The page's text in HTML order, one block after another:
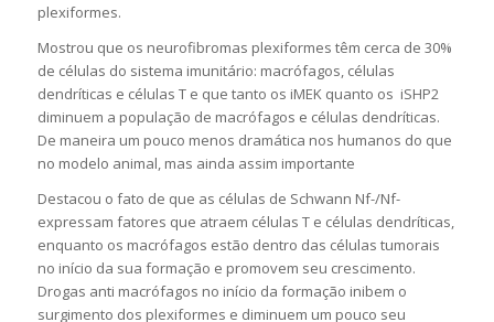
plexiformes.
Mostrou que os neurofibromas plexiformes têm cerca de 30%
de células do sistema imunitário: macrófagos, células
dendríticas e células T e que tanto os iMEK quanto os iSHP2
diminuem a população de macrófagos e células dendríticas.
De maneira um pouco menos dramática nos humanos do que
no modelo animal, mas ainda assim importante
Destacou o fato de que as células de Schwann Nf-/Nf-
expressam fatores que atraem células T e células dendríticas,
enquanto os macrófagos estão dentro das células tumorais
no início da sua formação e promovem seu crescimento.
Drogas anti macrófagos no início da formação inibem o
surgimento dos plexiformes e diminuem um pouco seu